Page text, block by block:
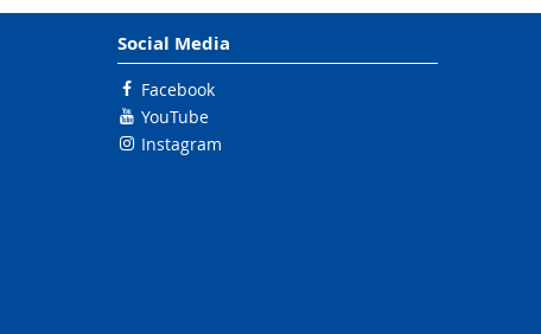
Social Media
Facebook
YouTube
Instagram